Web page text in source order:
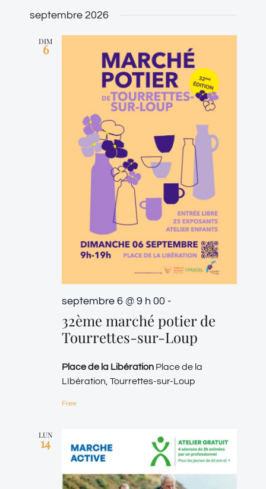
septembre 2026
DIM
6
septembre 6 @ 9 h 00 -
32ème marché potier de
Tourrettes-sur-Loup
Place de la Libération Place de la
LIbération, Tourrettes-sur-Loup
Free
LUN
14